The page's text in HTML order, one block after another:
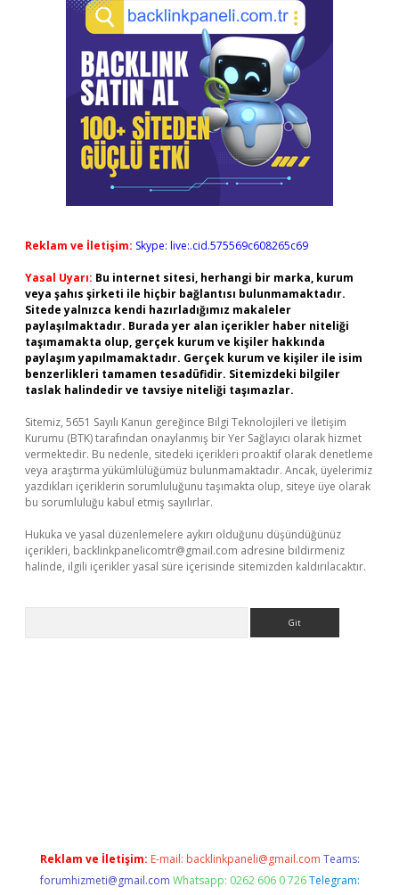
Reklam ve İletişim: Skype: live:.cid.575569c608265c69
Yasal Uyarı: Bu internet sitesi, herhangi bir marka, kurum
veya şahıs şirketi ile hiçbir bağlantısı bulunmamaktadır.
Sitede yalnızca kendi hazırladığımız makaleler
paylaşılmaktadır. Burada yer alan içerikler haber niteliği
taşımamakta olup, gerçek kurum ve kişiler hakkında
paylaşım yapılmamaktadır. Gerçek kurum ve kişiler ile isim
benzerlikleri tamamen tesadüfidir. Sitemizdeki bilgiler
taslak halindedir ve tavsiye niteliği taşımazlar.
Sitemiz, 5651 Sayılı Kanun gereğince Bilgi Teknolojileri ve İletişim
Kurumu (BTK) tarafından onaylanmış bir Yer Sağlayıcı olarak hizmet
vermektedir. Bu nedenle, sitedeki içerikleri proaktif olarak denetleme
veya araştırma yükümlülüğümüz bulunmamaktadır. Ancak, üyelerimiz
yazdıkları içeriklerin sorumluluğunu taşımakta olup, siteye üye olarak
bu sorumluluğu kabul etmiş sayılırlar.
Hukuka ve yasal düzenlemelere aykırı olduğunu düşündüğünüz
içerikleri, backlinkpanelicomtr@gmail.com adresine bildirmeniz
halinde, ilgili içerikler yasal süre içerisinde sitemizden kaldırılacaktır.
Reklam ve İletişim: E-mail: backlinkpaneli@gmail.com Teams:
forumhizmeti@gmail.com Whatsapp: 0262 606 0 726 Telegram: